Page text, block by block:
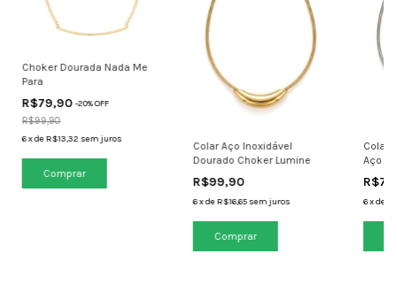
Choker Dourada Nada Me
Para
R$79,90-20% OFF
R$99,90
6xdeR$13,32 sem juros
Colar Aço Inoxidável
Dourado Choker Lumine
R$99,90
6xdeR$16,65 sem juros
Colar
Aço
6xde